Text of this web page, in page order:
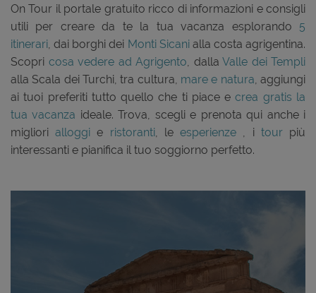
On Tour il portale gratuito ricco di informazioni e consigli
utili per creare da te la tua vacanza esplorando 5
itinerari , dai borghi dei Monti Sicanialla costa agrigentina.
Scopri cosa vedere ad Agrigento , dalla Valle dei Templi
alla Scala dei Turchi, tra cultura, mare e natura , aggiungi
ai tuoi preferiti tutto quello che ti piace ecrea gratis la
tua vacanza ideale. Trova, scegli e prenota qui anche i
migliorialloggi e ristoranti, leesperienze , i tourpiù
interessanti e pianifica il tuo soggiorno perfetto.